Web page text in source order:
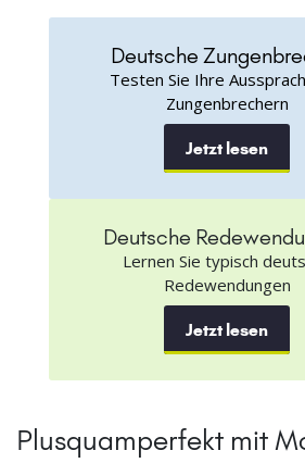
Deutsche
Testen Sie Ihre
Zungenbrechern
Jetzt lesen
Deutsche
Lernen Sie typisch
Redewendungen
Jetzt lesen
Plusquamperfekt mit